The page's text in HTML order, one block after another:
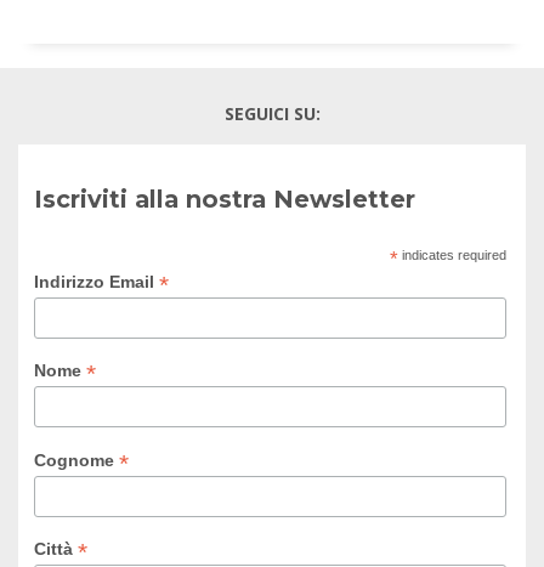
SEGUICI SU:
Iscriviti alla nostra Newsletter
*indicates required
Indirizzo Email *
Nome *
Cognome *
Città *